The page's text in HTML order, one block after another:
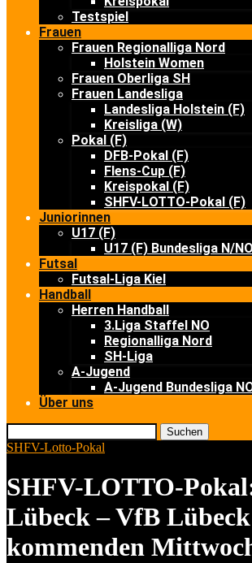
Testspiel
Frauen
Frauen Regionalliga Nord
Holstein Women
Frauen Oberliga SH
Frauen Landesliga
Landesliga Holstein (F)
Kreisliga (W)
Pokal (F)
DFB-Pokal (F)
Flens-Cup (F)
Kreispokal (F)
SHFV-LOTTO-Pokal (F)
Juniorinnen
U17 (F)
U17 (F) Bundesliga N/NO
Futsal
Futsal-Liga Kiel
Handball
Herren Handball
3.Liga Staffel NO
Regionalliga Nord
SH-Liga
A-Jugend
A-Jugend Bundesliga
Über uns
Suchen
SHFV-Lotto-Pokal
SHFV-LOTTO-
Lübeck – VfB
kommenden